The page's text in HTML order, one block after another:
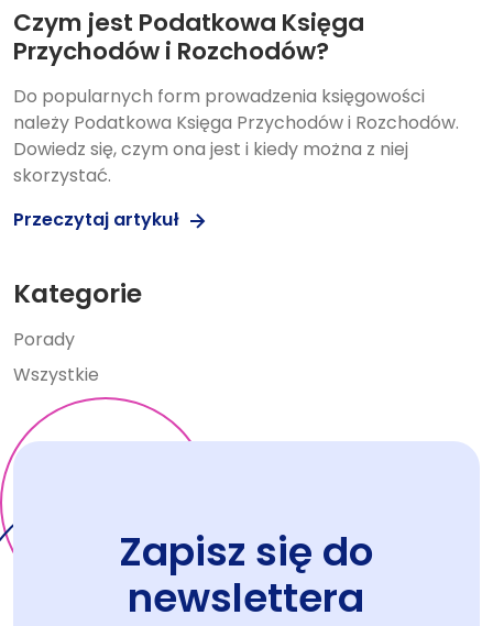
Czym jest Podatkowa Księga
Przychodów i Rozchodów?
Do popularnych form prowadzenia księgowości
należy Podatkowa Księga Przychodów i Rozchodów.
Dowiedz się, czym ona jest i kiedy można z niej
skorzystać.
Przeczytaj artykuł
Kategorie
Porady
Wszystkie
Zapisz się do
newslettera